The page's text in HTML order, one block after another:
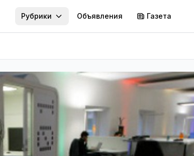
Рубрики Объявления Газета